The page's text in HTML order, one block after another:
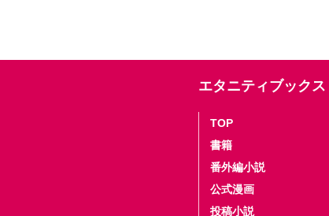
エタニティブックス
TOP
書籍
番外編小説
公式漫画
投稿小説